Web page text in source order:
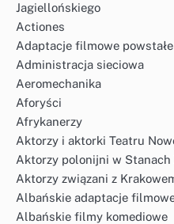
Jagiellońskiego
Actiones
Adaptacje filmowe
Administracja sieciowa
Aeromechanika
Aforyści
Afrykanerzy
Aktorzy i aktorki Teatru
Aktorzy polonijni w Stanach
Aktorzy związani z
Albańskie adaptacje
Albańskie filmy komediowe